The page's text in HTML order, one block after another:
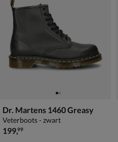
Dr. Martens 1460 Greasy
Veterboots - zwart
€ 199,99
199,99